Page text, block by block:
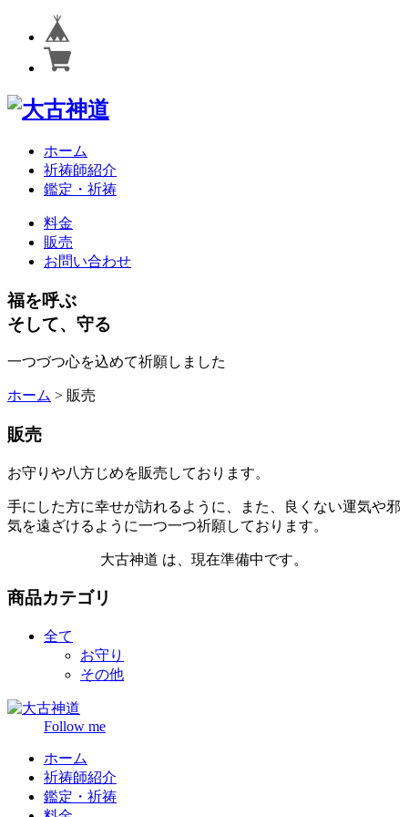
ホーム
祈祷師紹介
鑑定・祈祷
料金
販売
お問い合わせ
福を呼ぶ
そして、守る
一つづつ心を込めて祈願しました
ホーム > 販売
販売
お守りや八方じめを販売しております。
手にした方に幸せが訪れるように、また、良くない運気や邪
気を遠ざけるように一つ一つ祈願しております。
大古神道 は、現在準備中です。
商品カテゴリ
全て
お守り
その他
Follow me
ホーム
祈祷師紹介
鑑定・祈祷